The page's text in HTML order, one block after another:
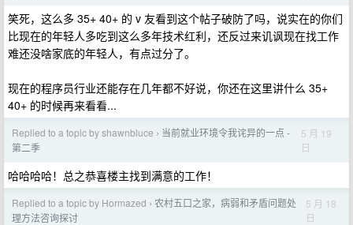
笑死，这么多 35+ 40+ 的 v 友看到这个帖子破防了吗，说实在的你们
比现在的年轻人多吃到这么多年技术红利，还反过来讥讽现在找工作
难还没啥家底的年轻人，有点过分了。
现在的程序员行业还能存在几年都不好说，你还在这里讲什么 35+
40+ 的时候再来看看...
Replied to a topic by shawnbluce › 当前就业环境令我诧异的一点 -
第二季
5 月 19
日
哈哈哈哈！总之恭喜楼主找到满意的工作！
Replied to a topic by Hormazed › 农村五口之家，病弱和矛盾问题处
理方法咨询探讨
5 月 18
日